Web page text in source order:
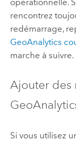
opérationnelle.
rencontrez
redémarrage,
GeoAnalytics
marche à suivre.
Ajouter des
Si vous utilisez